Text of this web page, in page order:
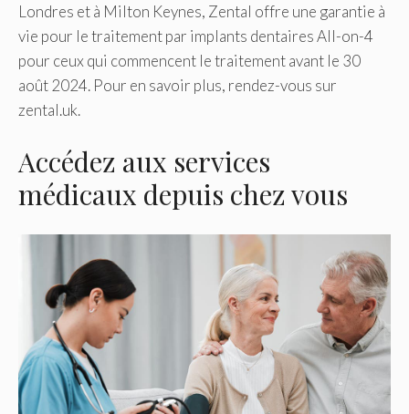
Londres et à Milton Keynes, Zental offre une garantie à
vie pour le traitement par implants dentaires All-on-4
pour ceux qui commencent le traitement avant le 30
août 2024. Pour en savoir plus, rendez-vous sur
zental.uk.
Accédez aux services
médicaux depuis chez vous